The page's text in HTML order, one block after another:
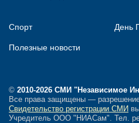
Спорт День
Полезные новости
© 2010-2026 СМИ "Независимое
Все права защищены —
Свидетельство регистрации СМИ
Учредитель ООО "НИАСам". Тел.